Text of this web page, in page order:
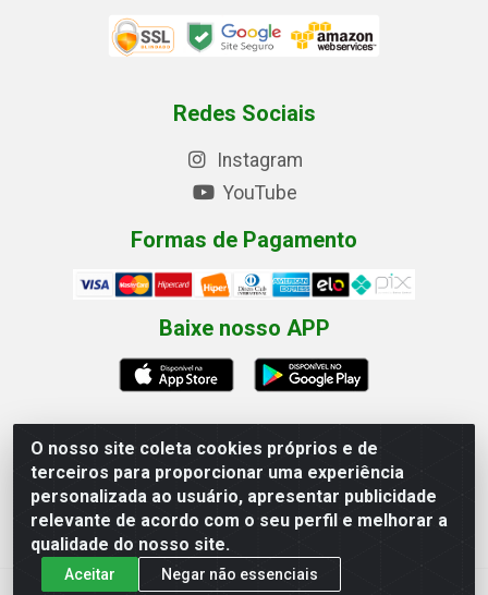
O nosso site coleta cookies próprios e de
terceiros para proporcionar uma experiência
personalizada ao usuário, apresentar publicidade
relevante de acordo com o seu perfil e melhorar a
qualidade do nosso site.
Aceitar Negar não essenciais
Redes Sociais
Instagram
YouTube
Formas de Pagamento
Baixe nosso APP
Eletrofarias Materiais Eletricos - Av. Jorn. Assis
Chateaubriand, 2500 - Distrito Industrial, Campina Grande/PB
- CEP 58.410-062 - CNPJ 12.110.462/0001-40